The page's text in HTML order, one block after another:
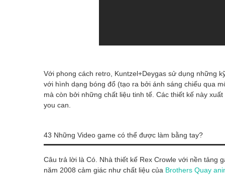
Với phong cách retro, Kuntzel+Deygas sử dụng những
với hình dạng bóng đổ (tạo ra bởi ánh sáng chiếu qua
mà còn bởi những chất liệu tinh tế. Các thiết kế này
you can.
43 Những Video game có thể được làm bằng tay?
Câu trả lời là Có. Nhà thiết kế Rex Crowle với nền tảng
năm 2008 cảm giác như chất liệu của Brothers Quay